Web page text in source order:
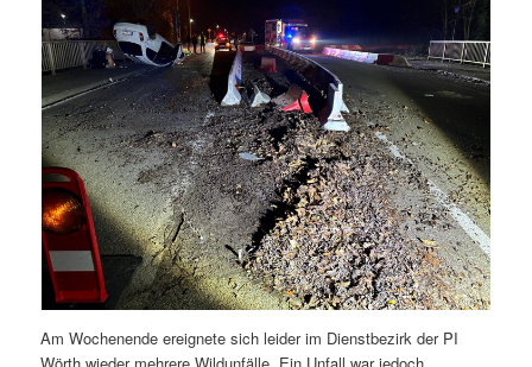
Am Wochenende ereignete sich leider im Dienstbezirk der PI